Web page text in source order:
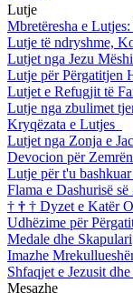
Lutje
Mbretëresha e
Lutje të ndryshme,
Lutjet nga Jezu
Lutje për Përgatitjen
Lutjet e Refugjit të
Lutje nga zbulimet
Kryqëzata e Lutjes
Lutjet nga Zonja e
Devocion për
Lutje për t'u
Flama e Dashurisë
† † † Dyzet e Katër
Udhëzime për
Medale dhe Skapulari
Imazhe
Shfaqjet e Jezusit
Mesazhe